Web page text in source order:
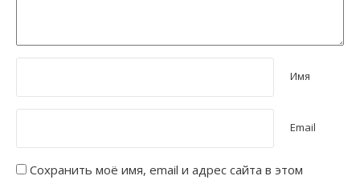
Имя
Email
Сохранить моё имя, email и адрес сайта в этом